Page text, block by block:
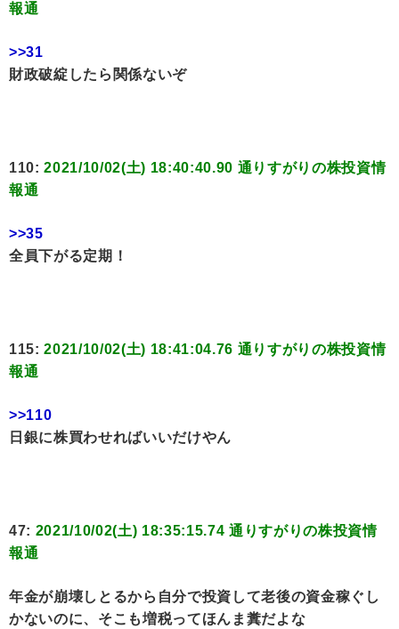
報通
>>31
財政破綻したら関係ないぞ
110:2021/10/02(土) 18:40:40.90 通りすがりの株投資情
報通
>>35
全員下がる定期！
115:2021/10/02(土) 18:41:04.76 通りすがりの株投資情
報通
>>110
日銀に株買わせればいいだけやん
47: 2021/10/02(土) 18:35:15.74 通りすがりの株投資情
報通
年金が崩壊しとるから自分で投資して老後の資金稼ぐし
かないのに、そこも増税ってほんま糞だよな